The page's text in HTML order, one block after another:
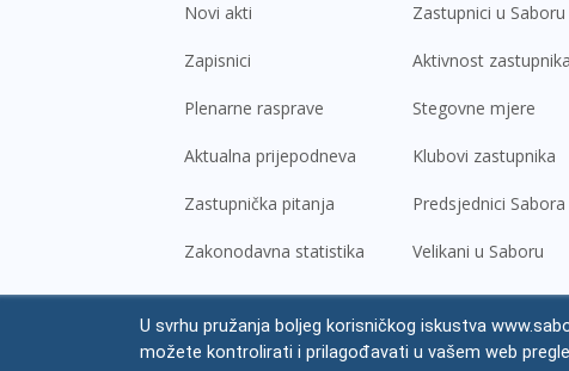
Novi akti
Zapisnici
Plenarne rasprave
Aktualna prijepodneva
Zastupnička pitanja
Zakonodavna statistika
Zastupnici u Saboru
Aktivnost zastupnika
Stegovne mjere
Klubovi zastupnika
Predsjednici Sabora
Velikani u Saboru
© Hrvatski sabor, 2026 Pravne
U svrhu pružanja boljeg korisničkog iskustva
možete kontrolirati i prilagođavati u vašem web